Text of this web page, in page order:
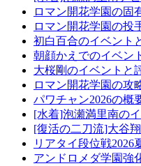
ロマン開花学園の固
ロマン開花学園の投
初白百合のイベント
朝顔かえでのイベン
大桜剛のイベントと
ロマン開花学園の攻
パワチャン2026の概
[水着]泡瀬満里南の
[復活の二刀流]大谷
リアタイ段位戦2026
アンドロメダ学園強